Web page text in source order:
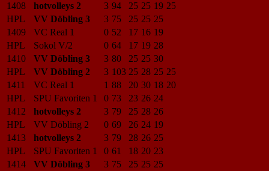
1408
hotvolleys 2 3 94 25 25 19 25
HPL
VV Döbling 3 3 75 25 25 25
1409
VC Real 1 0 52 17 16 19
HPL
Sokol V/2 0 64 17 19 28
1410
VV Döbling 3 3 80 25 25 30
HPL
VV Döbling 2 3 103 25 28 25 25
1411
VC Real 1 1 88 20 30 18 20
HPL
SPU Favoriten 1 0 73 23 26 24
1412
hotvolleys 2 3 79 25 28 26
HPL
VV Döbling 2 0 69 26 24 19
1413
hotvolleys 2 3 79 28 26 25
HPL
SPU Favoriten 1 0 61 18 20 23
1414
VV Döbling 3 3 75 25 25 25